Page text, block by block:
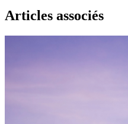
Articles associés